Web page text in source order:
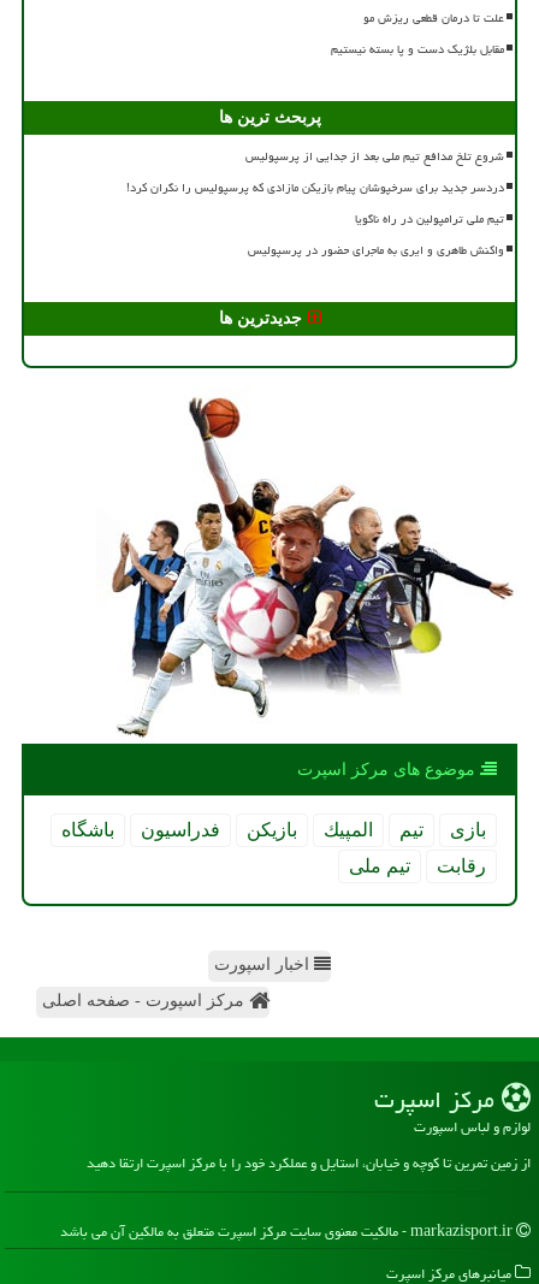
علت تا درمان قطعی ریزش مو
مقابل بلژیک دست و پا بسته نیستیم
پربحث ترین ها
شروع تلخ مدافع تیم ملی بعد از جدایی از پرسپولیس
دردسر جدید برای سرخپوشان پیام بازیکن مازادی که پرسپولیس را نگران کرد!
تیم ملی ترامپولین در راه ناگویا
واکنش طاهری و ایری به ماجرای حضور در پرسپولیس
جدیدترین ها
موضوع های مركز اسپرت
بازی تیم المپیك بازیكن فدراسیون
باشگاه
رقابت
تیم ملی
اخبار اسپورت
مرکز اسپورت - صفحه اصلی
مركز اسپرت
لوازم و لباس اسپورت
از زمین تمرین تا کوچه و خیابان، استایل و عملکرد خود را با مرکز اسپرت ارتقا دهید
میانبرهای مركز اسپرت